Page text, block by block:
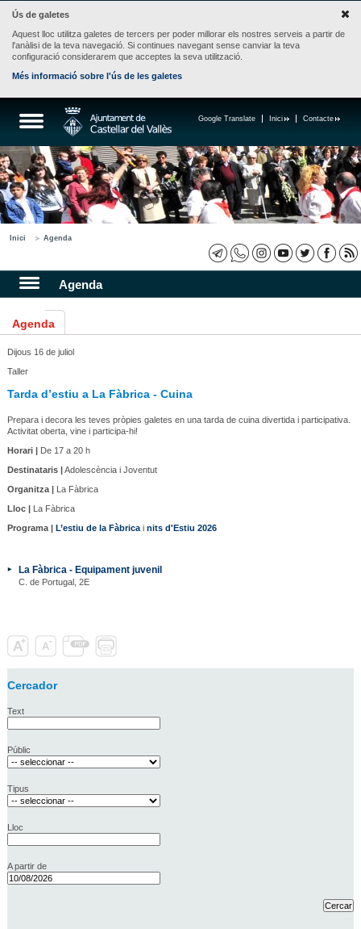
Ús de galetes
Aquest lloc utilitza galetes de tercers per poder millorar els nostres serveis a partir de
l'anàlisi de la teva navegació. Si continues navegant sense canviar la teva
configuració considerarem que acceptes la seva utilització.
Més informació sobre l'ús de les galetes
Contacte
Inici
Google Translate
Inici Agenda
Agenda
Agenda
Dijous 16 de juliol
Taller
Tarda d’estiu a La Fàbrica - Cuina
Prepara i decora les teves pròpies galetes en una tarda de cuina divertida i participativa.
Activitat oberta, vine i participa-hi!
Horari |De 17 a 20 h
Destinataris |Adolescència i Joventut
Organitza |La Fàbrica
Lloc |La Fàbrica
Programa | L’estiu de la Fàbricai nits d'Estiu 2026
La Fàbrica - Equipament juvenil
C. de Portugal, 2E
Cercador
Text
Públic
Tipus
Lloc
A partir de